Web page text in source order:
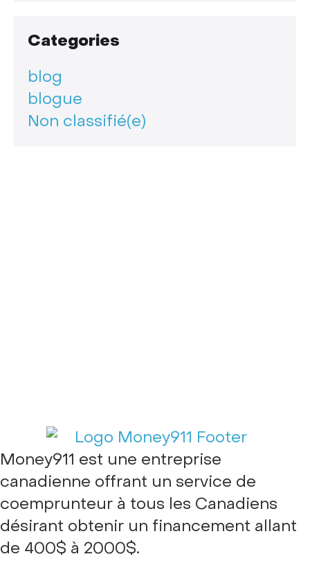
Categories
blog
blogue
Non classifié(e)
Money911 est une entreprise
canadienne offrant un service de
coemprunteur à tous les Canadiens
désirant obtenir un financement allant
de 400$ à 2000$.